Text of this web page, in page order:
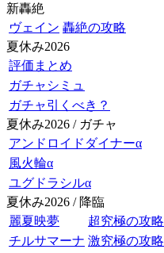
新轟絶
ヴェイン 轟絶の攻略
夏休み2026
評価まとめ
ガチャシミュ
ガチャ引くべき？
夏休み2026 / ガチャ
アンドロイドダイナーα
風火輪α
ユグドラシルα
夏休み2026 / 降臨
麗夏映夢
超究極の攻略
チルサマーナ 激究極の攻略